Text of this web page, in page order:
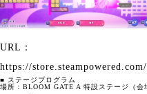
URL：
https://
■ ステージプログラム
場所：BLOOM GATE A 特設ステージ（会